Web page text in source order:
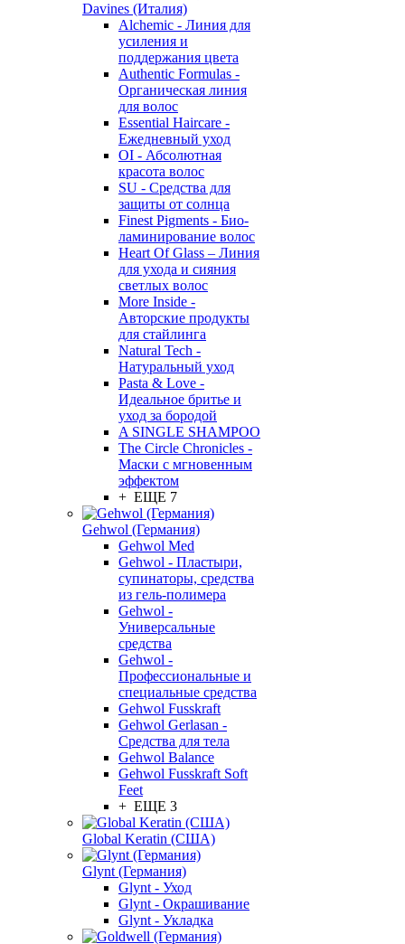
Davines (Италия)
Alchemic - Линия для
усиления и
поддержания цвета
Authentic Formulas -
Органическая линия
для волос
Essential Haircare -
Eжедневный уход
OI - Абсолютная
красота волос
SU - Средства для
защиты от солнца
Finest Pigments - Био-
ламинирование волос
Heart Of Glass – Линия
для ухода и сияния
светлых волос
More Inside -
Авторские продукты
для стайлинга
Natural Tech -
Натуральный уход
Pasta & Love -
Идеальное бритье и
уход за бородой
A SINGLE SHAMPOO
The Circle Chronicles -
Маски с мгновенным
эффектом
+ ЕЩЕ 7
Gehwol (Германия)
Gehwol Med
Gehwol - Пластыри,
супинаторы, средства
из гель-полимера
Gehwol -
Универсальные
средства
Gehwol -
Профессиональные и
специальные средства
Gehwol Fusskraft
Gehwol Gerlasan -
Средства для тела
Gehwol Balance
Gehwol Fusskraft Soft
Feet
+ ЕЩЕ 3
Global Keratin (США)
Glynt (Германия)
Glynt - Уход
Glynt - Окрашивание
Glynt - Укладка